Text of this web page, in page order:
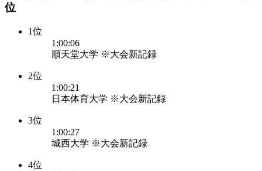
位
1位
1:00:06
順天堂大学 ※大会新記録
2位
1:00:21
日本体育大学 ※大会新記録
3位
1:00:27
城西大学 ※大会新記録
4位